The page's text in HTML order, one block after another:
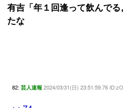
有吉「年１回逢って飲んで
たな
82: 芸人速報 2024/03/31(日) 23:51:59.76